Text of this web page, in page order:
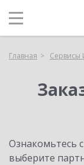
Главная Сервисы
Ознакомьтесь
выберите